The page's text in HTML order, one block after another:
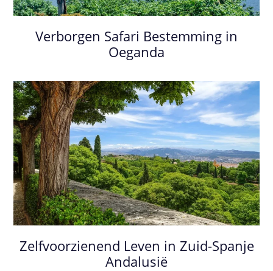
Verborgen Safari Bestemming in
Oeganda
Zelfvoorzienend Leven in Zuid-Spanje
Andalusië